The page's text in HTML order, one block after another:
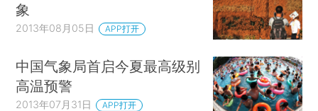
象
2013年08月05日 APP打开
中国气象局首启今夏最高级别
高温预警
2013年07月31日 APP打开